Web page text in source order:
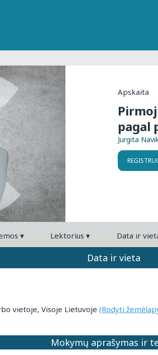
Apskaita
pagal
Jurgita
▾ Lektorius▾ Data ir
Data ir vieta
vietoje, Visoje Lietuvoje (Rodyti
Mokymų aprašymas ir